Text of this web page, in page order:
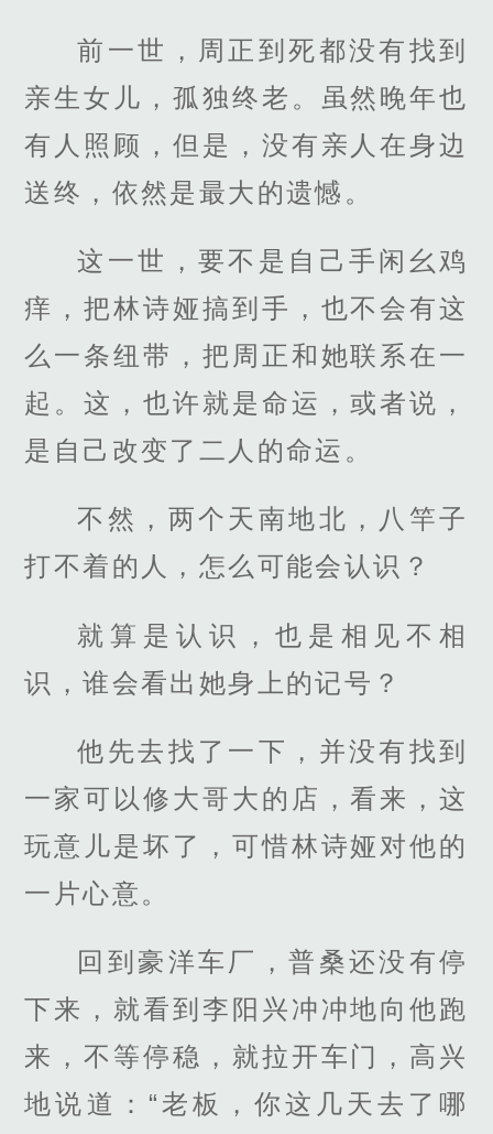
前一世，周正到死都没有找到
亲生女儿，孤独终老。虽然晚年也
有人照顾，但是，没有亲人在身边
送终，依然是最大的遗憾。
这一世，要不是自己手闲幺鸡
痒，把林诗娅搞到手，也不会有这
么一条纽带，把周正和她联系在一
起。这，也许就是命运，或者说，
是自己改变了二人的命运。
不然，两个天南地北，八竿子
打不着的人，怎么可能会认识？
就算是认识，也是相见不相
识，谁会看出她身上的记号？
他先去找了一下，并没有找到
一家可以修大哥大的店，看来，这
玩意儿是坏了，可惜林诗娅对他的
一片心意。
回到豪洋车厂，普桑还没有停
下来，就看到李阳兴冲冲地向他跑
来，不等停稳，就拉开车门，高兴
地说道：“老板，你这几天去了哪